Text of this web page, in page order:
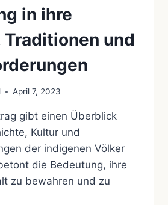
in ihre
Traditionen und
April 7, 2023
gibt einen Überblick
Kultur und
der indigenen Völker
die Bedeutung, ihre
zu bewahren und zu